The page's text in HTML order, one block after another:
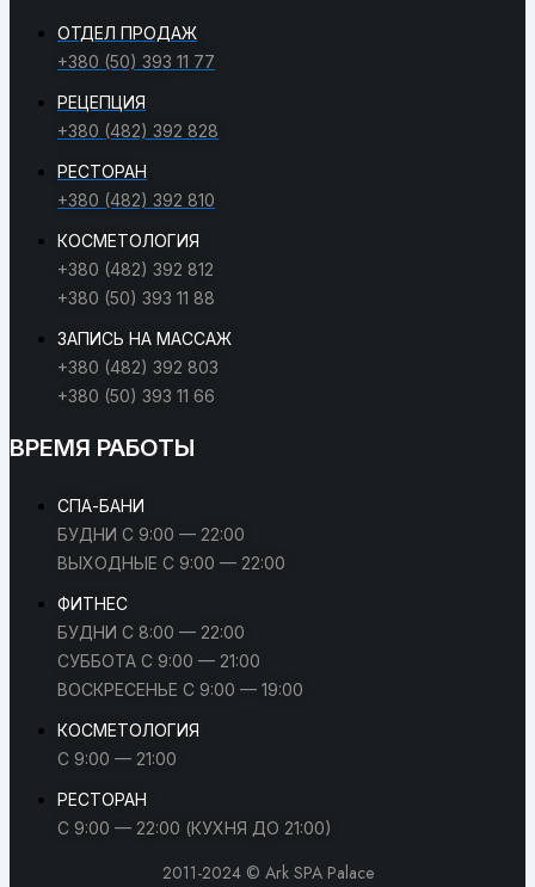
ОТДЕЛ ПРОДАЖ
+380 (50) 393 11 77
РЕЦЕПЦИЯ
+380 (482) 392 828
РЕСТОРАН
+380 (482) 392 810
КОСМЕТОЛОГИЯ
+380 (482) 392 812
+380 (50) 393 11 88
ЗАПИСЬ НА МАССАЖ
+380 (482) 392 803
+380 (50) 393 11 66
ВРЕМЯ РАБОТЫ​
СПА-БАНИ
БУДНИ С 9:00 — 22:00
ВЫХОДНЫЕ С 9:00 — 22:00
ФИТНЕС
БУДНИ С 8:00 — 22:00
СУББОТА С 9:00 — 21:00
ВОСКРЕСЕНЬЕ С 9:00 — 19:00
КОСМЕТОЛОГИЯ
С 9:00 — 21:00
РЕСТОРАН
С 9:00 — 22:00 (КУХНЯ ДО 21:00)
2011-2024 © Ark SPA Palace